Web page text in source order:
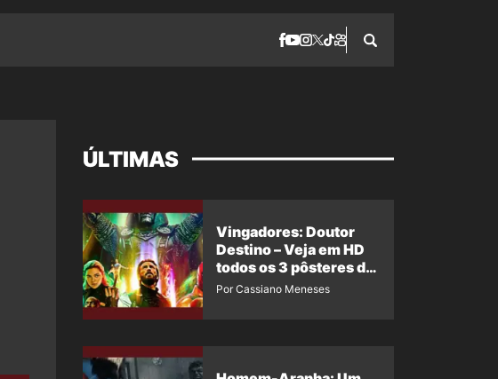
ÚLTIMAS
Vingadores: Doutor
Destino – Veja em HD
todos os 3 pôsteres de
‘Doomsday’ + 1 imagem
Por Cassiano Meneses